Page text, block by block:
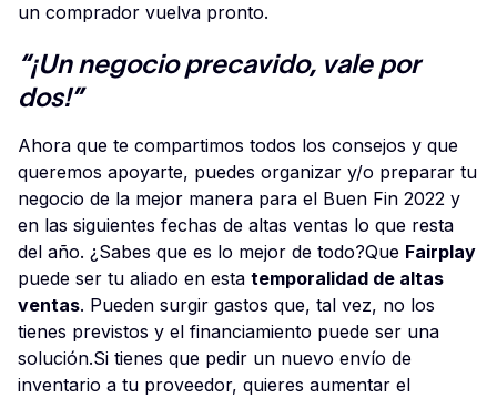
un comprador vuelva pronto.
“¡Un negocio precavido, vale por
dos!”
Ahora que te compartimos todos los consejos y que
queremos apoyarte, puedes organizar y/o preparar tu
negocio de la mejor manera para el Buen Fin 2022 y
en las siguientes fechas de altas ventas lo que resta
del año. ¿Sabes que es lo mejor de todo?Que Fairplay
puede ser tu aliado en esta temporalidad de altas
ventas. Pueden surgir gastos que, tal vez, no los
tienes previstos y el financiamiento puede ser una
solución.Si tienes que pedir un nuevo envío de
inventario a tu proveedor, quieres aumentar el